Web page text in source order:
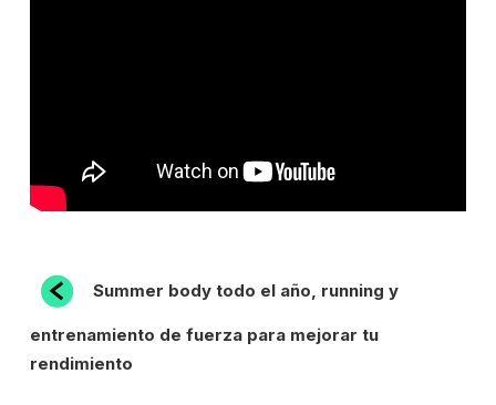
NAVEGACIÓN
DE
ENTRADAS
Entrada
anterior:
Summer body todo el año, running y
entrenamiento de fuerza para mejorar tu
rendimiento